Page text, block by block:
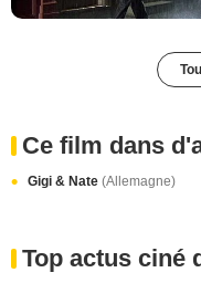
Ce film dans
Gigi & Nate (Allemagne)
Top actus ciné